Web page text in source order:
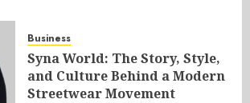
Business
Syna World: The Story, Style,
and Culture Behind a Modern
Streetwear Movement